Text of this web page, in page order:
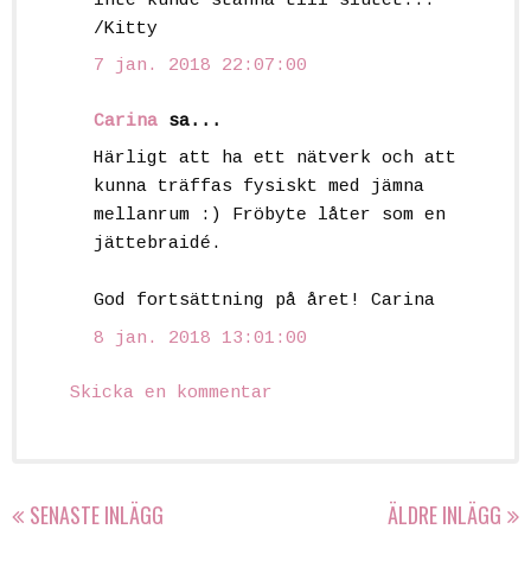
/Kitty
7 jan. 2018 22:07:00
Carina sa...
Härligt att ha ett nätverk och att
kunna träffas fysiskt med jämna
mellanrum :) Fröbyte låter som en
jättebraidé.
God fortsättning på året! Carina
8 jan. 2018 13:01:00
Skicka en kommentar
SENASTE INLÄGG ÄLDRE INLÄGG